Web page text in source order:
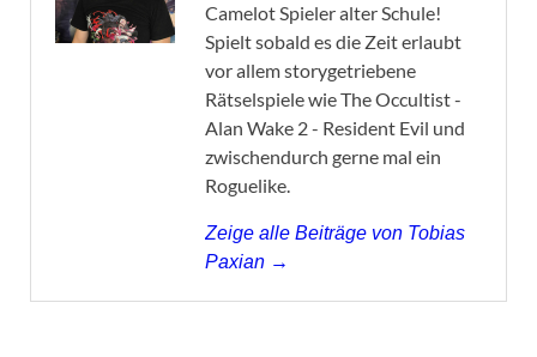
Camelot Spieler alter Schule!
Spielt sobald es die Zeit erlaubt
vor allem storygetriebene
Rätselspiele wie The Occultist -
Alan Wake 2 - Resident Evil und
zwischendurch gerne mal ein
Roguelike.
Zeige alle Beiträge von Tobias
Paxian →